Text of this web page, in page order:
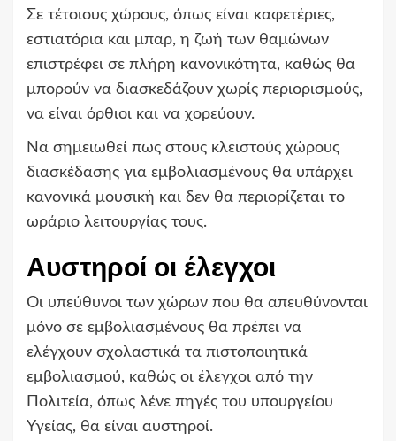
Σε τέτοιους χώρους, όπως είναι καφετέριες,
εστιατόρια και μπαρ, η ζωή των θαμώνων
επιστρέφει σε πλήρη κανονικότητα, καθώς θα
μπορούν να διασκεδάζουν χωρίς περιορισμούς,
να είναι όρθιοι και να χορεύουν.
Να σημειωθεί πως στους κλειστούς χώρους
διασκέδασης για εμβολιασμένους θα υπάρχει
κανονικά μουσική και δεν θα περιορίζεται το
ωράριο λειτουργίας τους.
Αυστηροί οι έλεγχοι
Οι υπεύθυνοι των χώρων που θα απευθύνονται
μόνο σε εμβολιασμένους θα πρέπει να
ελέγχουν σχολαστικά τα πιστοποιητικά
εμβολιασμού, καθώς οι έλεγχοι από την
Πολιτεία, όπως λένε πηγές του υπουργείου
Υγείας, θα είναι αυστηροί.